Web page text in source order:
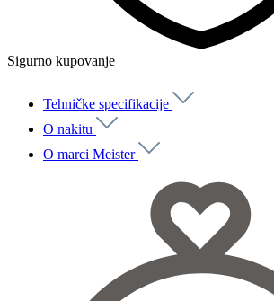
Sigurno kupovanje
Tehničke specifikacije
O nakitu
O marci Meister